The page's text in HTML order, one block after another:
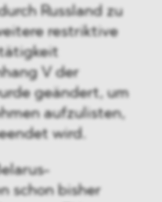
Russland zu
restriktive
V der
geändert, um
aufzulisten,
wird.
schon bisher